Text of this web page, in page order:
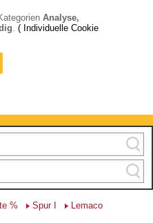
vom 03. bis 28.
% Spur I Lemaco
Analyse,
. ( Individuelle Cookie